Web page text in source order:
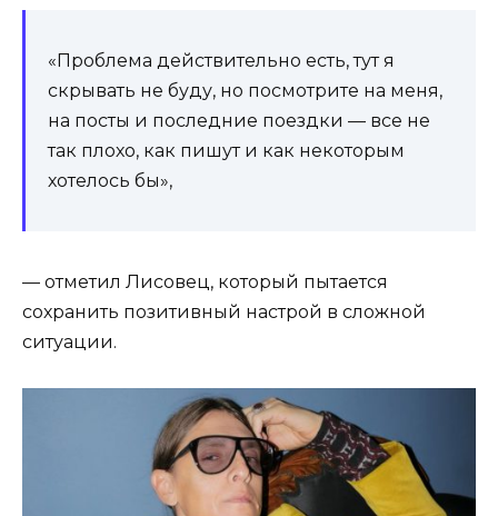
«Проблема действительно есть, тут я
скрывать не буду, но посмотрите на меня,
на посты и последние поездки — все не
так плохо, как пишут и как некоторым
хотелось бы»,
— отметил Лисовец, который пытается
сохранить позитивный настрой в сложной
ситуации.